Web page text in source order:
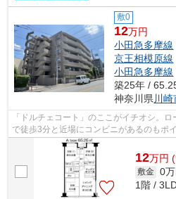
敷0
12万円
小田急多摩線
京王相模原線
小田急多摩線
築25年 /
神奈川県 川
「ドルチェコート」のここがイチオシ。
で徒歩3分と近場にコンビニがあるのもポ
ので湿気に悩まされることがなくなる...
12万円
敷金 0
1階 /